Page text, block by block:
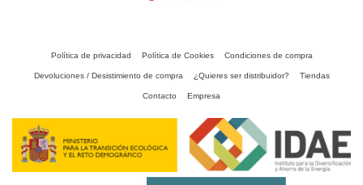
Política de privacidad Política de Cookies Condiciones de compra
Devoluciones / Desistimiento de compra ¿Quieres ser distribuidor? Tiendas
Contacto Empresa